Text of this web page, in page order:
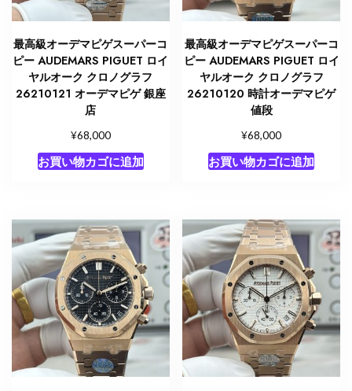
最高級オーデマピゲスーパーコ
ピー AUDEMARS PIGUET ロイ
ヤルオーク クロノグラフ
26210121 オーデマピゲ 銀座
店
¥68,000
お買い物カゴに追加
最高級オーデマピゲスーパーコ
ピー AUDEMARS PIGUET ロイ
ヤルオーク クロノグラフ
26210120 時計オーデマピゲ
値段
¥68,000
お買い物カゴに追加